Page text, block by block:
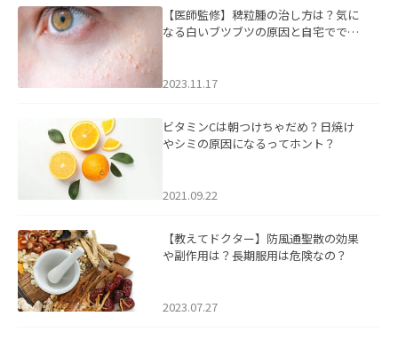
【医師監修】稗粒腫の治し方は？気に
なる白いブツブツの原因と自宅ででき
2023.11.17
ビタミンCは朝つけちゃだめ？日焼け
やシミの原因になるってホント？
2021.09.22
【教えてドクター】防風通聖散の効果
や副作用は？長期服用は危険なの？
2023.07.27